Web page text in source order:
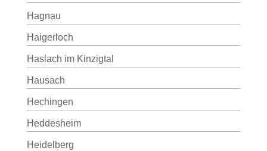
Hagnau
Haigerloch
Haslach im Kinzigtal
Hausach
Hechingen
Heddesheim
Heidelberg